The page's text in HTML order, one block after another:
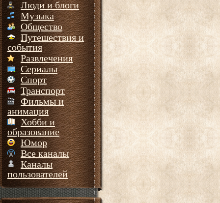
Люди и блоги
Музыка
Общество
Путешествия и
события
Развлечения
Сериалы
Спорт
Транспорт
Фильмы и
анимация
Хобби и
образование
Юмор
Все каналы
Каналы
пользователей